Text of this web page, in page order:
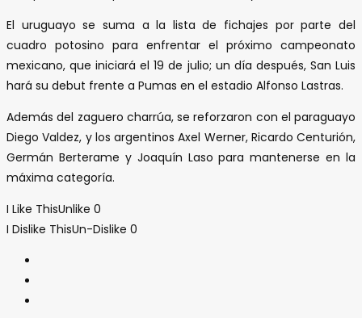
El uruguayo se suma a la lista de fichajes por parte del
cuadro potosino para enfrentar el próximo campeonato
mexicano, que iniciará el 19 de julio; un día después, San Luis
hará su debut frente a Pumas en el estadio Alfonso Lastras.
Además del zaguero charrúa, se reforzaron con el paraguayo
Diego Valdez, y los argentinos Axel Werner, Ricardo Centurión,
Germán Berterame y Joaquín Laso para mantenerse en la
máxima categoría.
I Like ThisUnlike 0
I Dislike ThisUn-Dislike 0